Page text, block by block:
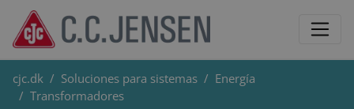
cjc.dk Soluciones para sistemas
Energía
Transformadores